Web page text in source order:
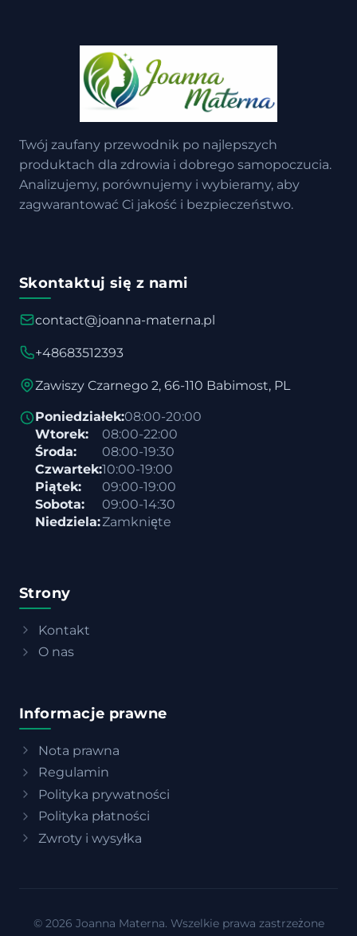
Twój zaufany przewodnik po najlepszych
produktach dla zdrowia i dobrego samopoczucia.
Analizujemy, porównujemy i wybieramy, aby
zagwarantować Ci jakość i bezpieczeństwo.
Skontaktuj się z nami
contact@joanna-materna.pl
+48683512393
Zawiszy Czarnego 2, 66-110 Babimost, PL
Poniedziałek:08:00-20:00
Wtorek:
08:00-22:00
Środa:
08:00-19:30
Czwartek:10:00-19:00
Piątek:
09:00-19:00
Sobota:
09:00-14:30
Niedziela:Zamknięte
Strony
Kontakt
O nas
Informacje prawne
Nota prawna
Regulamin
Polityka prywatności
Polityka płatności
Zwroty i wysyłka
© 2026 Joanna Materna. Wszelkie prawa zastrzeżone